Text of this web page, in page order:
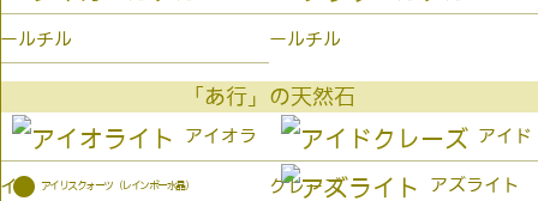
ールチル ールチル
「あ行」の天然石
アイオラ
イト
アイド
クレーズ
● アイリスクォーツ（レインボー水晶） アズライト